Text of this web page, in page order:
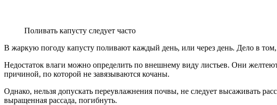
Поливать капусту следует часто
В жаркую погоду капусту поливают каждый день, или через день. Дело в
Недостаток влаги можно определить по внешнему виду листьев. Они
причиной, по которой не завязываются кочаны.
Однако, нельзя допускать переувлажнения почвы, не следует высаживать
выращенная рассада, погибнуть.